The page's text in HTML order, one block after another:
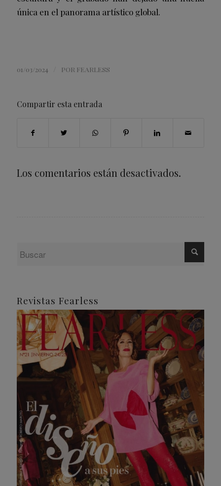
única en el panorama artístico global.
01/03/2024 POR FEARLESS
Compartir esta entrada
Los comentarios están desactivados.
Revistas Fearless